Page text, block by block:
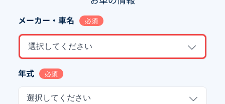
メーカー・車名 必須
選択してください
年式 必須
選択してください